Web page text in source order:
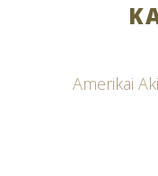
Amerikai